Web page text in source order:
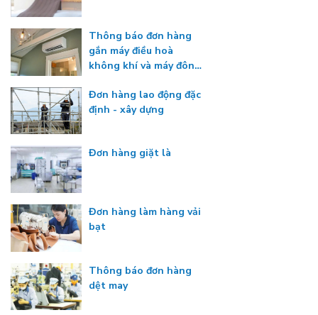
Thông báo đơn hàng
gắn máy điều hoà
không khí và máy đông
Đơn hàng lao động đặc
định - xây dựng
Đơn hàng giặt là
Đơn hàng làm hàng vải
bạt
Thông báo đơn hàng
dệt may